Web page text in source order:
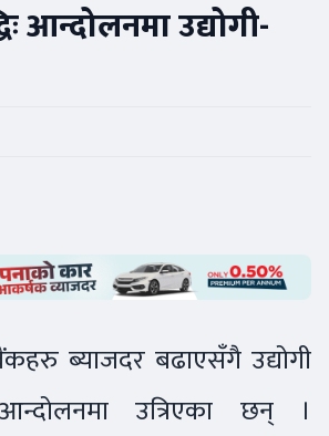
आन्दोलनमा उद्योगी-
ब्याजदर बढाएसँगै उद्योगी
उत्रिएका छन् ।